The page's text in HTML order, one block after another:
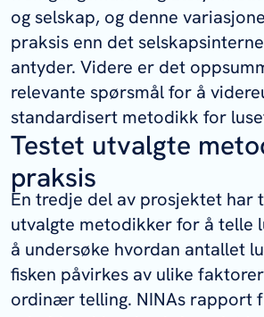
og selskap, og denne
praksis enn det
antyder. Videre er det
relevante spørsmål for å
standardisert metodikk for
Testet utvalgte
praksis
En tredje del av prosjektet har
utvalgte metodikker for å telle
å undersøke hvordan antallet
fisken påvirkes av ulike
ordinær telling. NINAs rapport